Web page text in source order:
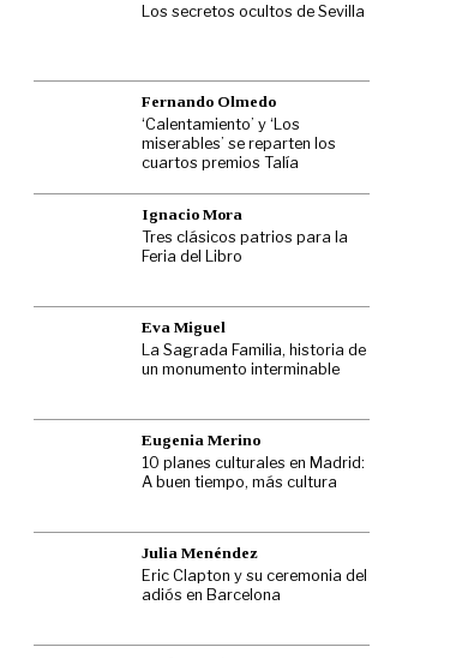
Los secretos ocultos de Sevilla
Fernando Olmedo
‘Calentamiento’ y ‘Los
miserables’ se reparten los
cuartos premios Talía
Ignacio Mora
Tres clásicos patrios para la
Feria del Libro
Eva Miguel
La Sagrada Familia, historia de
un monumento interminable
Eugenia Merino
10 planes culturales en Madrid:
A buen tiempo, más cultura
Julia Menéndez
Eric Clapton y su ceremonia del
adiós en Barcelona